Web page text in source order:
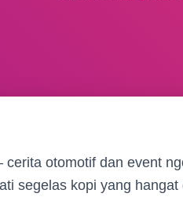
otomotif dan event
segelas kopi yang